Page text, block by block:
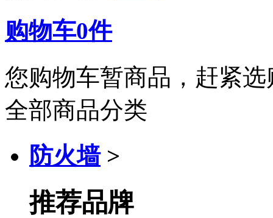
购物车0件
您购物车暂商品，赶紧选
全部商品分类
防火墙 >
推荐品牌